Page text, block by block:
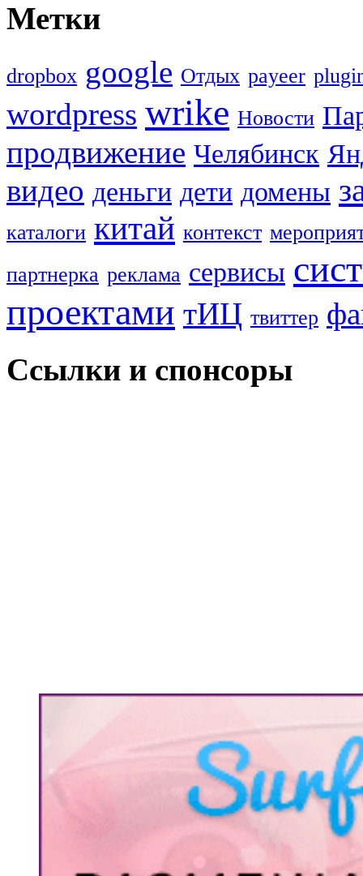
Метки
dropbox google Oтдых payeer
wordpress wrike Новости
продвижение Челябинск
видео деньги дети домены
каталоги китай контекст
партнерка реклама сервисы
проектами тИЦ твиттер
Ссылки и спонсоры